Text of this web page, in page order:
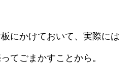
にかけておいて、実際には
てごまかすことから。